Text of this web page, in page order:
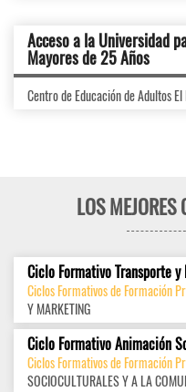
Acceso a la Universidad
Mayores de 25 Años
Centro de Educación de Adultos
LOS MEJORES
Ciclo Formativo Transporte
Ciclos Formativos de Formación
Y MARKETING
Ciclo Formativo Animación
Ciclos Formativos de Formación
SOCIOCULTURALES Y A LA